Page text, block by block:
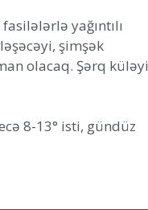
yağıntılı
şimşək
olacaq. Şərq küləyi
8-13° isti, gündüz